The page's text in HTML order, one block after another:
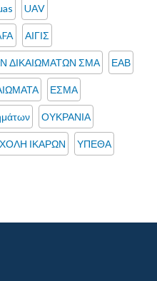
UAV
ΑΙΓΙΣ
ΔΙΚΑΙΩΜΑΤΩΝ ΣΜΑ ΕΑΒ
ΕΣΜΑ
ΟΥΚΡΑΝΙΑ
ΙΚΑΡΩΝ ΥΠΕΘΑ